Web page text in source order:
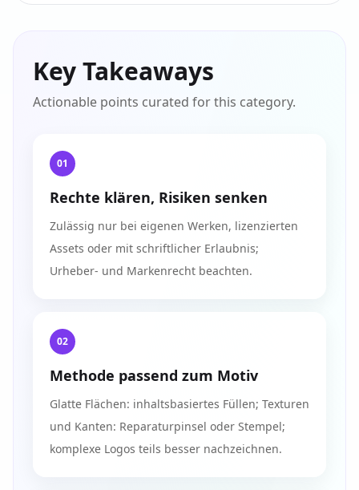
Key Takeaways
Actionable points curated for this category.
01
Rechte klären, Risiken senken
Zulässig nur bei eigenen Werken, lizenzierten
Assets oder mit schriftlicher Erlaubnis;
Urheber- und Markenrecht beachten.
02
Methode passend zum Motiv
Glatte Flächen: inhaltsbasiertes Füllen; Texturen
und Kanten: Reparaturpinsel oder Stempel;
komplexe Logos teils besser nachzeichnen.